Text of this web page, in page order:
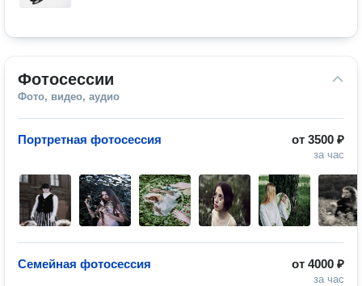
Фотосессии
Фото, видео, аудио
от 3500 ₽
за час
Портретная фотосессия
от 4000 ₽
за час
Семейная фотосессия